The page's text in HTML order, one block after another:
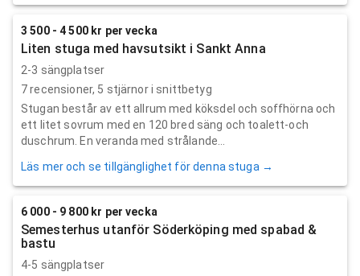
3 500 - 4 500 kr per vecka
Liten stuga med havsutsikt i Sankt Anna
2-3 sängplatser
7recensioner, 5 stjärnor i snittbetyg
Stugan består av ett allrum med köksdel och soffhörna och
ett litet sovrum med en 120 bred säng och toalett-och
duschrum. En veranda med strålande...
Läs mer och se tillgänglighet för denna stuga →
6 000 - 9 800 kr per vecka
Semesterhus utanför Söderköping med spabad &
bastu
4-5 sängplatser